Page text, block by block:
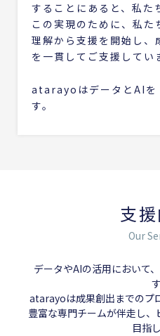
することにあると、私た
この実現のために、私
理解から支援を開始し、
を一貫してご支援してい
atarayoはデータとAIを
す。
支
Our
データやAIの活用において
atarayoは成果創出までのプ
豊富な専門チームが伴走し
目指